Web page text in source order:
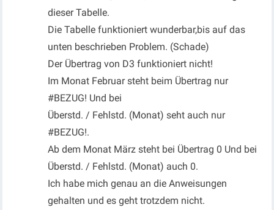
dieser Tabelle.
Die Tabelle funktioniert wunderbar,bis auf das
unten beschrieben Problem. (Schade)
Der Übertrag von D3 funktioniert nicht!
Im Monat Februar steht beim Übertrag nur
#BEZUG! Und bei
Überstd. / Fehlstd. (Monat) seht auch nur
#BEZUG!.
Ab dem Monat März steht bei Übertrag 0 Und bei
Überstd. / Fehlstd. (Monat) auch 0.
Ich habe mich genau an die Anweisungen
gehalten und es geht trotzdem nicht.